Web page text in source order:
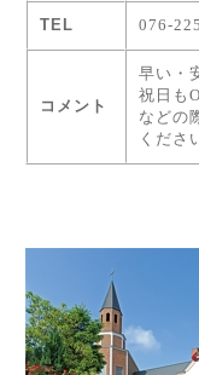
TEL 076-
コメント
早い・
祝日も
などの
くださ